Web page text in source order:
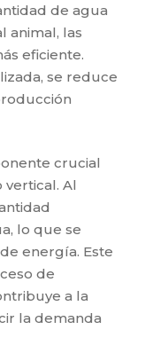
de agua
animal, las
eficiente.
se reduce
crucial
Al
lo que se
energía. Este
de
a la
la demanda